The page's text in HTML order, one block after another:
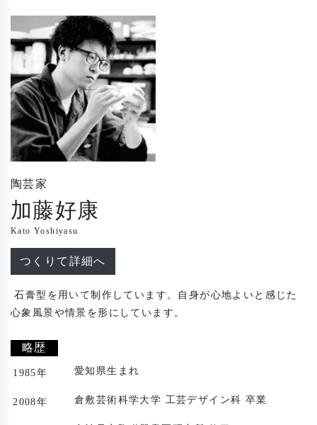
陶芸家
加藤好康
Kato Yoshiyasu
つくりて詳細へ
石膏型を用いて制作しています。自身が心地よいと感じた
心象風景や情景を形にしています。
略歴
1985年 愛知県生まれ
2008年 倉敷芸術科学大学 工芸デザイン科 卒業